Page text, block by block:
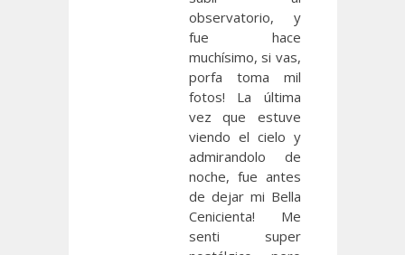
observatorio, y
fue hace
muchísimo, si vas,
porfa toma mil
fotos! La última
vez que estuve
viendo el cielo y
admirandolo de
noche, fue antes
de dejar mi Bella
Cenicienta! Me
senti super